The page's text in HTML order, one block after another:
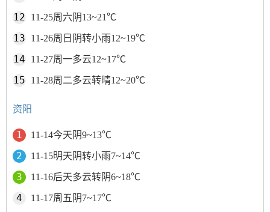
11-25周六阴13~21℃
11-26周日阴转小雨12~19℃
11-27周一多云12~17℃
11-28周二多云转晴12~20℃
资阳
11-14今天阴9~13℃
11-15明天阴转小雨7~14℃
11-16后天多云转阴6~18℃
11-17周五阴7~17℃